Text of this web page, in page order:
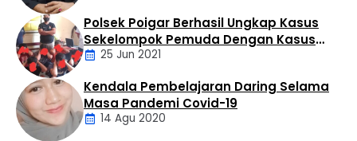
Artikel
Daerah
Polsek Poigar Berhasil Ungkap Kasus
Sekelompok Pemuda Dengan Kasus
Pencabulan
25 Jun 2021
Kendala Pembelajaran Daring Selama
Masa Pandemi Covid-19
14 Agu 2020